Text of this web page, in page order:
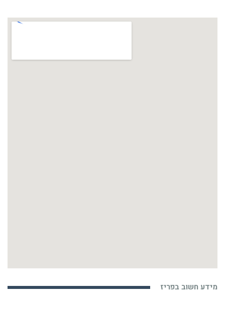
מידע חשוב בפריז